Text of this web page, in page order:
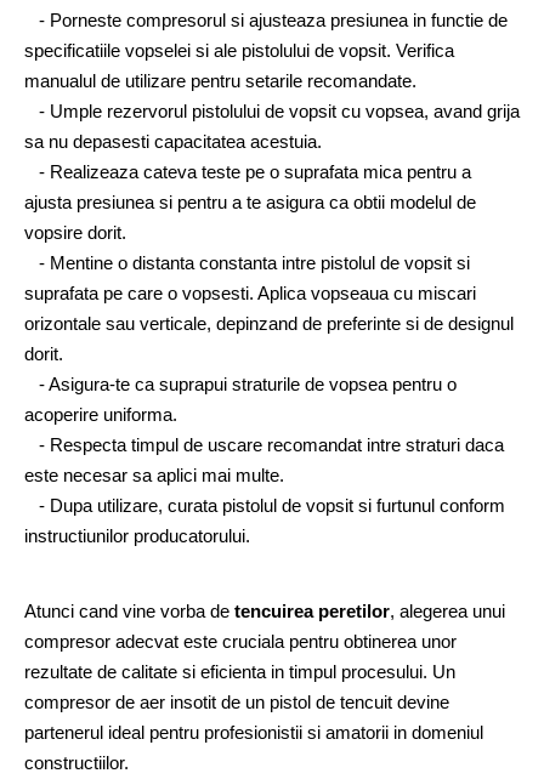
- Porneste compresorul si ajusteaza presiunea in functie de
specificatiile vopselei si ale pistolului de vopsit. Verifica
manualul de utilizare pentru setarile recomandate.
- Umple rezervorul pistolului de vopsit cu vopsea, avand grija
sa nu depasesti capacitatea acestuia.
- Realizeaza cateva teste pe o suprafata mica pentru a
ajusta presiunea si pentru a te asigura ca obtii modelul de
vopsire dorit.
- Mentine o distanta constanta intre pistolul de vopsit si
suprafata pe care o vopsesti. Aplica vopseaua cu miscari
orizontale sau verticale, depinzand de preferinte si de designul
dorit.
- Asigura-te ca suprapui straturile de vopsea pentru o
acoperire uniforma.
- Respecta timpul de uscare recomandat intre straturi daca
este necesar sa aplici mai multe.
- Dupa utilizare, curata pistolul de vopsit si furtunul conform
instructiunilor producatorului.
Atunci cand vine vorba de tencuirea peretilor, alegerea unui
compresor adecvat este cruciala pentru obtinerea unor
rezultate de calitate si eficienta in timpul procesului. Un
compresor de aer insotit de un pistol de tencuit devine
partenerul ideal pentru profesionistii si amatorii in domeniul
constructiilor.